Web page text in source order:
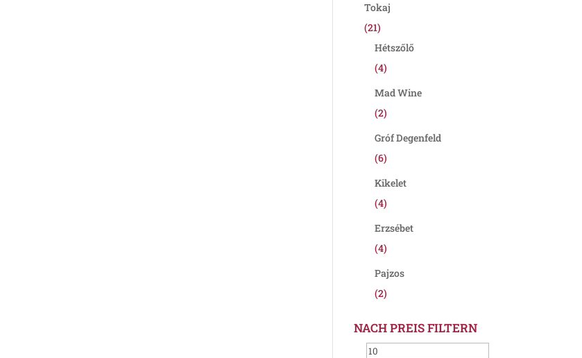
Tokaj
(21)
Hétszőlő
(4)
Mad Wine
(2)
Gróf Degenfeld
(6)
Kikelet
(4)
Erzsébet
(4)
Pajzos
(2)
NACH PREIS FILTERN